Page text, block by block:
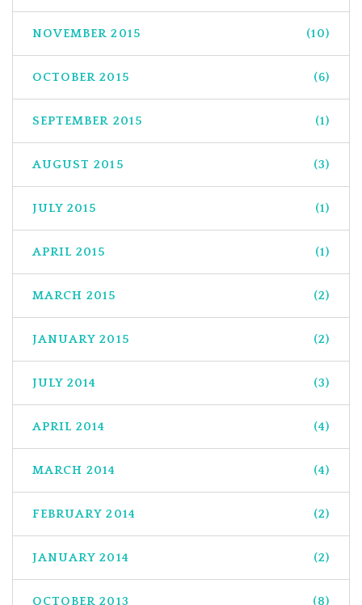
NOVEMBER 2015 (10)
OCTOBER 2015 (6)
SEPTEMBER 2015 (1)
AUGUST 2015 (3)
JULY 2015 (1)
APRIL 2015 (1)
MARCH 2015 (2)
JANUARY 2015 (2)
JULY 2014 (3)
APRIL 2014 (4)
MARCH 2014 (4)
FEBRUARY 2014 (2)
JANUARY 2014 (2)
OCTOBER 2013 (8)